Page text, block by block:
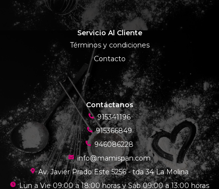
Servicio Al Cliente
Términos y condiciones
Contacto
Contáctanos
915341196
915366849
946086228
info@mamispan.com
Av. Javier Prado Este 5256 - tda 34 La Molina
Lun a Vie 09:00 a 18:00 horas y Sáb 09:00 a 13:00 horas